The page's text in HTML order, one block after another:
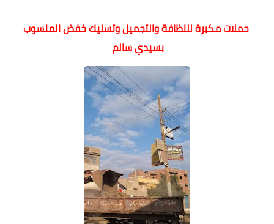
حملات مكبرة للنظافة والتجميل وتسليك خفض المنسوب
بسيدي سالم